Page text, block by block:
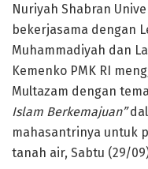
Nuriyah Shabran
bekerjasama dengan
Muhammadiyah dan
Kemenko PMK RI
Multazam dengan tema
Islam Berkemajuan”
mahasantrinya untuk
tanah air, Sabtu (29/